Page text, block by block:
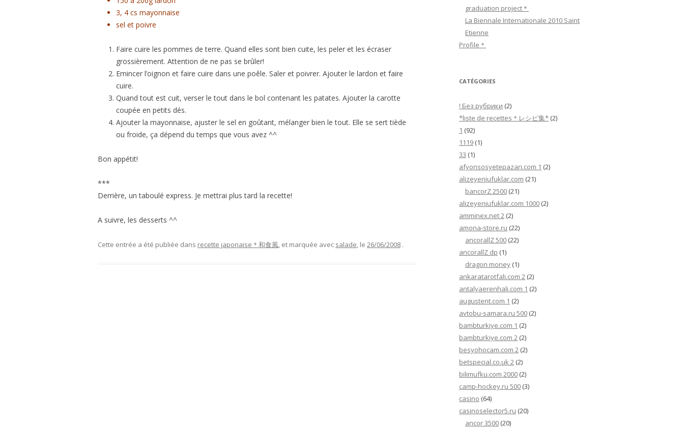
3, 4 cs mayonnaise
sel et poivre
Faire cuire les pommes de terre. Quand elles sont bien cuite, les peler et les écraser
grossièrement. Attention de ne pas se brûler!
Emincer l’oignon et faire cuire dans une poêle. Saler et poivrer. Ajouter le lardon et faire
cuire.
Quand tout est cuit, verser le tout dans le bol contenant les patates. Ajouter la carotte
coupée en petits dés.
Ajouter la mayonnaise, ajuster le sel en goûtant, mélanger bien le tout. Elle se sert tiède
ou froide, ça dépend du temps que vous avez ^^
Bon appétit!
***
Derrière, un taboulé express. Je mettrai plus tard la recette!
A suivre, les desserts ^^
Cette entrée a été publiée dans recette japonaise＊和食風, et marquée avec salade, le 26/06/2008 .
r
graduation project＊
La Biennale Internationale 2010 Saint
Etienne
Profile＊
CATÉGORIES
! Без рубрики (2)
*liste de recettes＊レシピ集* (2)
1 (92)
1119 (1)
33 (1)
afyonsosyetepazari.com 1 (2)
alizeyeniufuklar.com (21)
bancorZ 2500 (21)
alizeyeniufuklar.com 1000 (2)
amminex.net 2 (2)
amona-store.ru (22)
ancorallZ 500 (22)
ancorallZ dp (1)
dragon money (1)
ankaratarotfali.com 2 (2)
antalyaerenhali.com 1 (2)
augustent.com 1 (2)
avtobu-samara.ru 500 (2)
bambturkiye.com 1 (2)
bambturkiye.com 2 (2)
besyohocam.com 2 (2)
betspecial.co.uk 2 (2)
bilimufku.com 2000 (2)
camp-hockey.ru 500 (3)
casino (64)
casinoselector5.ru (20)
ancor 3500 (20)